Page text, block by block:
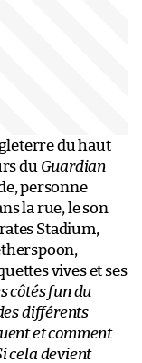
du haut
du Guardian
personne
la rue, le son
Stadium,
vives et ses
côtés fun du
différents
et comment
cela devient